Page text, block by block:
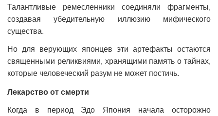
Талантливые ремесленники соединяли фрагменты,
создавая убедительную иллюзию мифического
существа.
Но для верующих японцев эти артефакты остаются
священными реликвиями, хранящими память о тайнах,
которые человеческий разум не может постичь.
Лекарство от смерти
Когда в период Эдо Япония начала осторожно